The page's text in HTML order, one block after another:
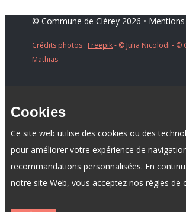
© Commune de Clérey 2026 •
Crédits photos : Freepik- ​© Julia Nicolodi - ©
Mathias
Cookies
Ce site web utilise des cookies ou des
pour améliorer votre expérience de
recommandations personnalisées. En
notre site Web, vous acceptez nos règles de